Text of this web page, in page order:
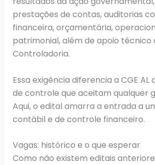
prestações de contas, auditorias
financeira, orçamentária,
patrimonial, além de apoio técnico
Controladoria.
Essa exigência diferencia a CGE AL
de controle que aceitam qualquer
Aqui, o edital amarra a entrada a
contábil e de controle financeiro.
Vagas: histórico e o que esperar
Como não existem editais